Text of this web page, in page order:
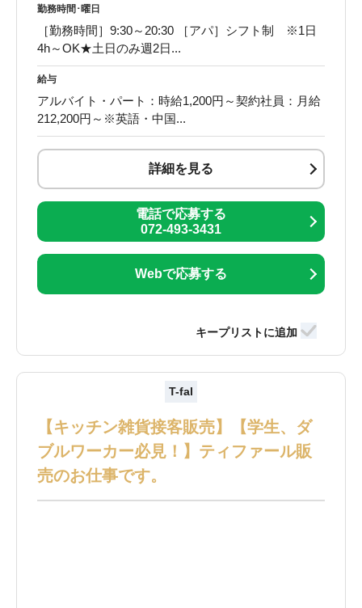
勤務時間･曜日
［勤務時間］9:30～20:30 ［アパ］シフト制 ※1日
4h～OK★土日のみ週2日...
給与
アルバイト・パート：時給1,200円～契約社員：月給
212,200円～※英語・中国...
詳細を見る
電話で応募する
072-493-3431
Webで応募する
T-fal
【キッチン雑貨接客販売】【学生、ダ
ブルワーカー必見！】ティファール販
売のお仕事です。